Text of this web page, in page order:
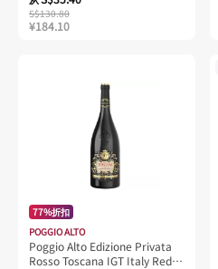
S$130.80
¥184.10
77%折扣
POGGIO ALTO
Poggio Alto Edizione Privata
Rosso Toscana IGT Italy Red